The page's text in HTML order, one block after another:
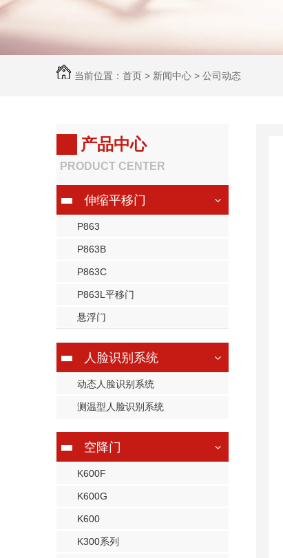
当前位置： 首页 > 新闻中心 > 公司动态
产品中心
PRODUCT CENTER
伸缩平移门
P863
P863B
P863C
P863L平移门
悬浮门
人脸识别系统
动态人脸识别系统
测温型人脸识别系统
空降门
K600F
K600G
K600
K300系列